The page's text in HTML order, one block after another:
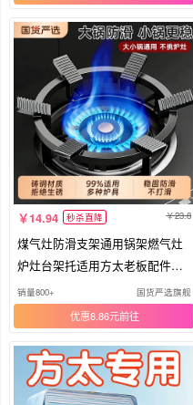
14.94 秒杀直降 23.8
煤气灶防滑支架通用锅架燃气灶
炉灶台架托适用方太老板配件炒
锅
销量800+ 国货严选旗舰
优惠8.86元